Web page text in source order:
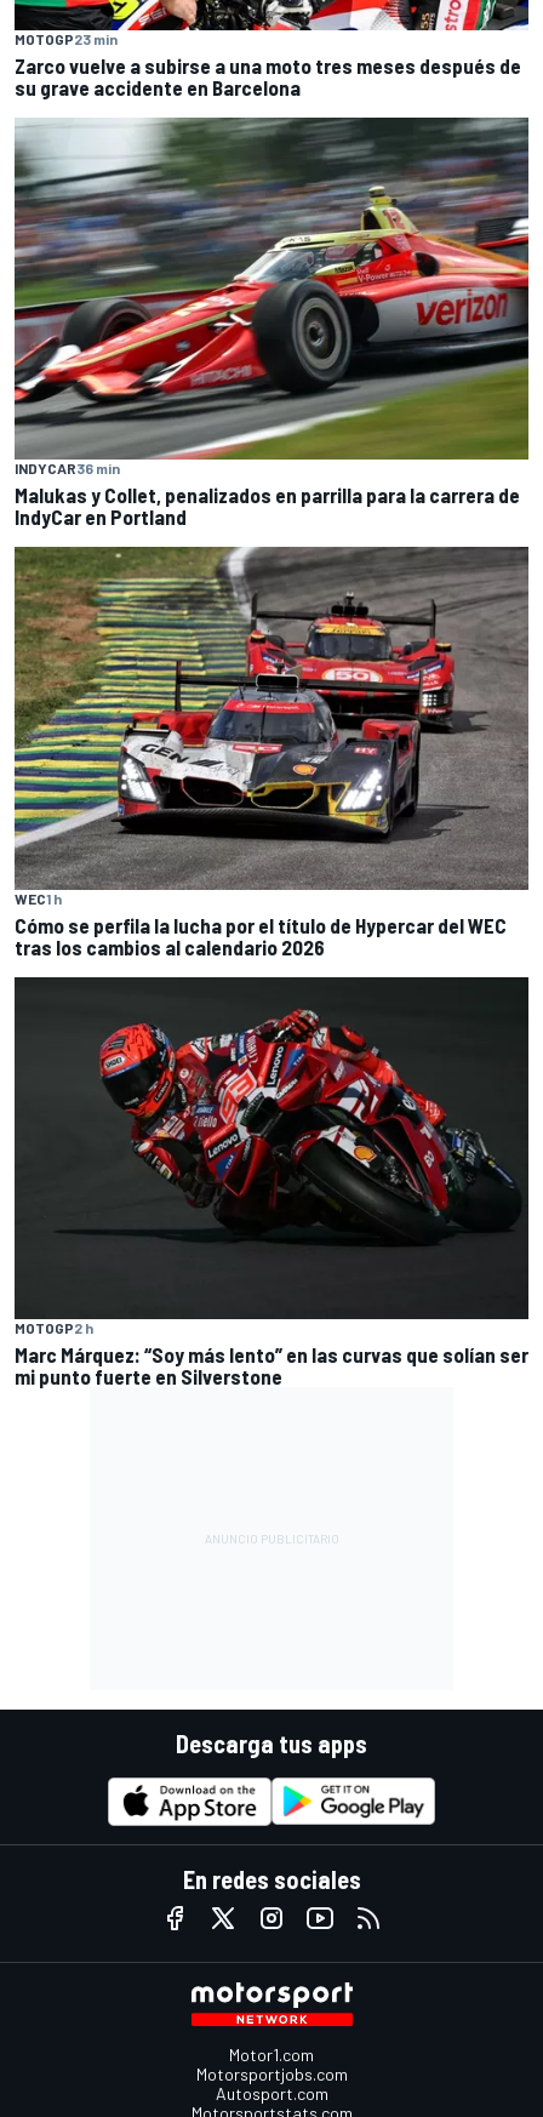
MOTOGP23 min
Zarco vuelve a subirse a una moto tres meses después de
su grave accidente en Barcelona
INDYCAR36 min
Malukas y Collet, penalizados en parrilla para la carrera de
IndyCar en Portland
WEC1 h
Cómo se perfila la lucha por el título de Hypercar del WEC
tras los cambios al calendario 2026
MOTOGP2 h
Marc Márquez: “Soy más lento” en las curvas que solían ser
mi punto fuerte en Silverstone
Descarga tus apps
En redes sociales
Motor1.com
Motorsportjobs.com
Autosport.com